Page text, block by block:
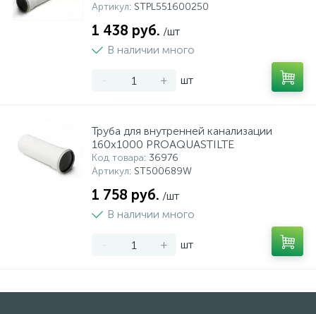
Артикул: STPL551600250
1 438 руб. /шт
В наличии много
- + шт
Труба для внутренней канализации
160x1000 PROAQUASTILTE
Код товара: 36976
Артикул: ST500689W
1 758 руб. /шт
В наличии много
- + шт